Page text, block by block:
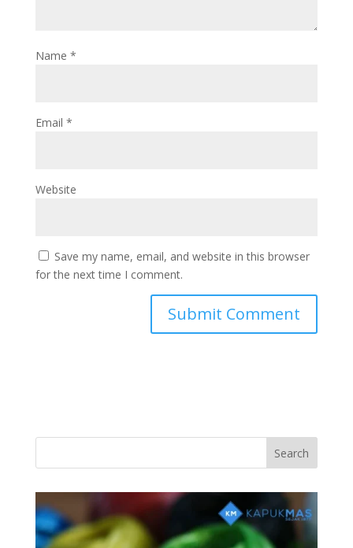
Name *
Email *
Website
Save my name, email, and website in this browser
for the next time I comment.